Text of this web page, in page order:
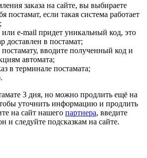
заказа на сайте, вы выбираете
постамат, если такая система работает
e-mail придет уникальный код, это
доставлен в постамат;
вводите полученный код и
автомата;
в терминале постамата;
3 дня, но можно продлить ещё на
уточнить информацию и продлить
на сайт нашего партнера, введите
и следуйте подсказкам на сайте.